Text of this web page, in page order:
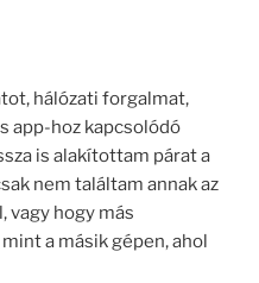
hálózati forgalmat,
app-hoz kapcsolódó
is alakítottam párat a
nem találtam annak az
vagy hogy más
a másik gépen, ahol